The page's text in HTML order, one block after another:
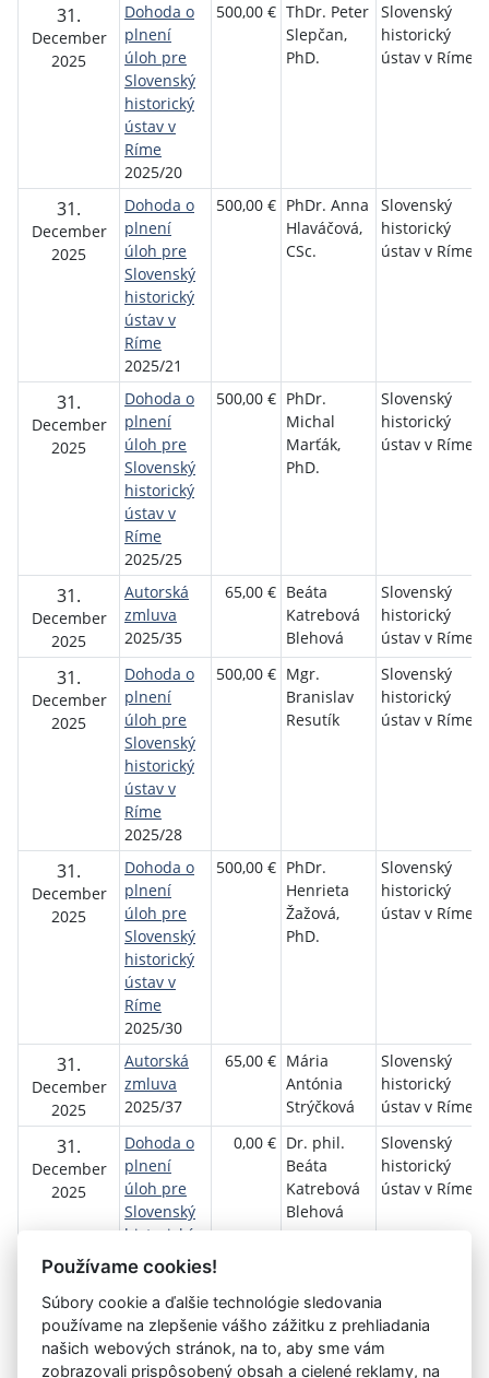
31.
December
2025
Dohoda o
plnení
úloh pre
Slovenský
historický
ústav v
Ríme
2025/20
500,00 € ThDr. Peter
Slepčan,
PhD.
Slovenský
historický
ústav v Ríme
31.
December
2025
Dohoda o
plnení
úloh pre
Slovenský
historický
ústav v
Ríme
2025/21
500,00 € PhDr. Anna
Hlaváčová,
CSc.
Slovenský
historický
ústav v Ríme
31.
December
2025
Dohoda o
plnení
úloh pre
Slovenský
historický
ústav v
Ríme
2025/25
500,00 € PhDr.
Michal
Marťák,
PhD.
Slovenský
historický
ústav v Ríme
31.
December
2025
Autorská
zmluva
2025/35
65,00 € Beáta
Katrebová
Blehová
Slovenský
historický
ústav v Ríme
31.
December
2025
Dohoda o
plnení
úloh pre
Slovenský
historický
ústav v
Ríme
2025/28
500,00 € Mgr.
Branislav
Resutík
Slovenský
historický
ústav v Ríme
31.
December
2025
Dohoda o
plnení
úloh pre
Slovenský
historický
ústav v
Ríme
2025/30
500,00 € PhDr.
Henrieta
Žažová,
PhD.
Slovenský
historický
ústav v Ríme
31.
December
2025
Autorská
zmluva
2025/37
65,00 € Mária
Antónia
Strýčková
Slovenský
historický
ústav v Ríme
31.
December
2025
Dohoda o
plnení
úloh pre
Slovenský
historický
ústav v
Ríme
2025/23
0,00 € Dr. phil.
Beáta
Katrebová
Blehová
Slovenský
historický
ústav v Ríme
Používame cookies!
Súbory cookie a ďalšie technológie sledovania
používame na zlepšenie vášho zážitku z prehliadania
našich webových stránok, na to, aby sme vám
zobrazovali prispôsobený obsah a cielené reklamy, na